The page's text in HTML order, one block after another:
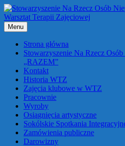
Przejdź
do
treści
Menu
Strona główna
Stowarzyszenie Na Rzecz
„RAZEM”
Kontakt
Historia WTZ
Zajęcia klubowe w WTZ
Pracownie
Wyroby
Osiągnięcia artystyczne
Sokólskie Spotkania
Zamówienia publiczne
Darowizny